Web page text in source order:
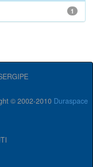
1
© 2002-2010 Duraspace